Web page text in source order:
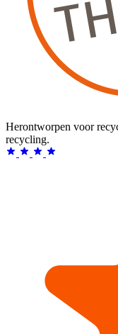
Herontworpen voor
recycling.